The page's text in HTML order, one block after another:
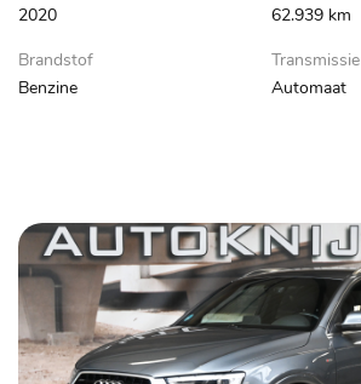
2020
62.939 km
Brandstof
Benzine
Transmissie
Automaat